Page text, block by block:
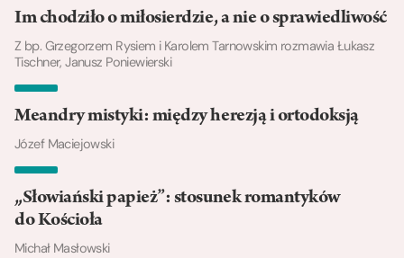
Im chodziło o miłosierdzie, a nie o sprawiedliwość
Z bp. Grzegorzem Rysiem i Karolem Tarnowskim rozmawia Łukasz
Tischner, Janusz Poniewierski
Meandry mistyki: między herezją i ortodoksją
Józef Maciejowski
„Słowiański papież”: stosunek romantyków
do Kościoła
Michał Masłowski